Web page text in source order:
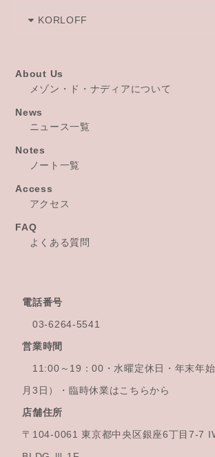
KORLOFF
About Us
メゾン・ド・ナディアについて
News
ニュース一覧
Notes
ノート一覧
Access
アクセス
FAQ
よくある質問
電話番号
03-6264-5541
営業時間
11:00～19：00・水曜定休日・年末年始
月3日）・臨時休業はこちらから
店舗住所
〒104-0061 東京都中央区銀座6丁目7-7